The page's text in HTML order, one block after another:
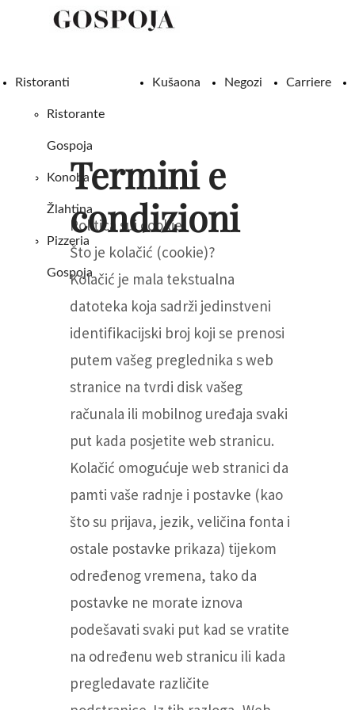
Ristoranti
Ristorante
Gospoja
Konoba
Žlahtina
Pizzeria
Gospoja
Kušaona Negozi Carriere
Termini e
condizioni
Politica sui cookie
Što je kolačić (cookie)?
Kolačić je mala tekstualna
datoteka koja sadrži jedinstveni
identifikacijski broj koji se prenosi
putem vašeg preglednika s web
stranice na tvrdi disk vašeg
računala ili mobilnog uređaja svaki
put kada posjetite web stranicu.
Kolačić omogućuje web stranici da
pamti vaše radnje i postavke (kao
što su prijava, jezik, veličina fonta i
ostale postavke prikaza) tijekom
određenog vremena, tako da
postavke ne morate iznova
podešavati svaki put kad se vratite
na određenu web stranicu ili kada
pregledavate različite